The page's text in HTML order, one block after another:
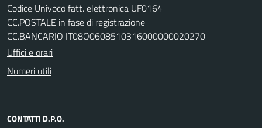
Codice Univoco fatt. elettronica UF0164
CC.POSTALE in fase di registrazione
CC.BANCARIO IT08O0608510316000000020270
Uffici e orari
Numeri utili
CONTATTI D.P.O.